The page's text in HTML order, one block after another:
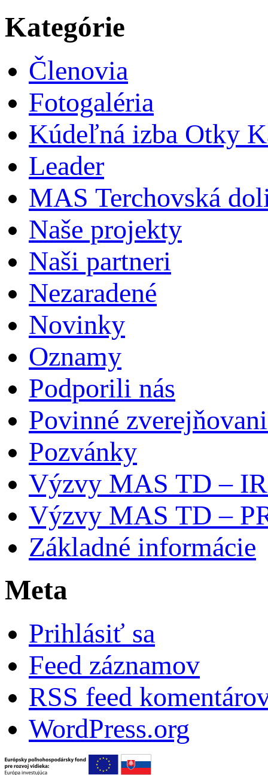
Kategórie
Členovia
Fotogaléria
Kúdeľná izba Otky
Leader
MAS Terchovská
Naše projekty
Naši partneri
Nezaradené
Novinky
Oznamy
Podporili nás
Povinné
Pozvánky
Výzvy MAS TD –
Výzvy MAS TD –
Základné informácie
Meta
Prihlásiť sa
Feed záznamov
RSS feed
WordPress.org